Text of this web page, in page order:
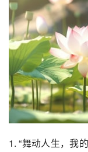
1. “舞动人生，我